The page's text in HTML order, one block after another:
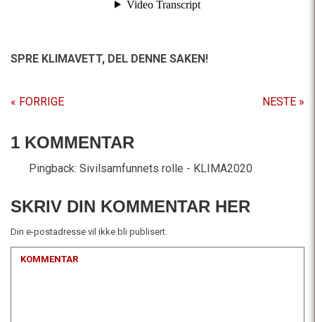
SPRE KLIMAVETT, DEL DENNE SAKEN!
« FORRIGE NESTE »
1 KOMMENTAR
Pingback: Sivilsamfunnets rolle - KLIMA2020
SKRIV DIN KOMMENTAR HER
Din e-postadresse vil ikke bli publisert.
KOMMENTAR